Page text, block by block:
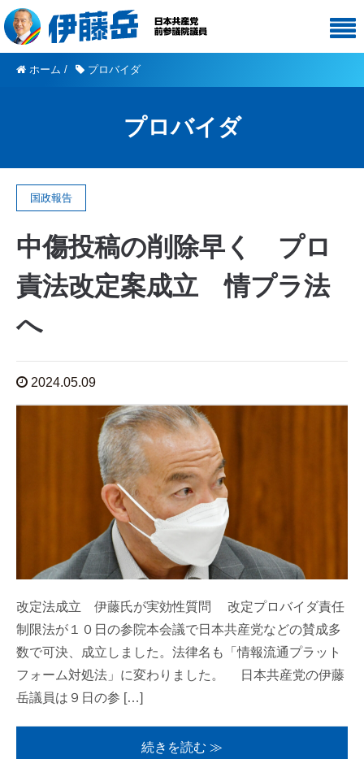
ホーム / プロバイダ
プロバイダ
国政報告
中傷投稿の削除早く プロ
責法改定案成立 情プラ法
へ
2024.05.09
改定法成立 伊藤氏が実効性質問 改定プロバイダ責任
制限法が１０日の参院本会議で日本共産党などの賛成多
数で可決、成立しました。法律名も「情報流通プラット
フォーム対処法」に変わりました。 日本共産党の伊藤
岳議員は９日の参 […]
続きを読む ≫